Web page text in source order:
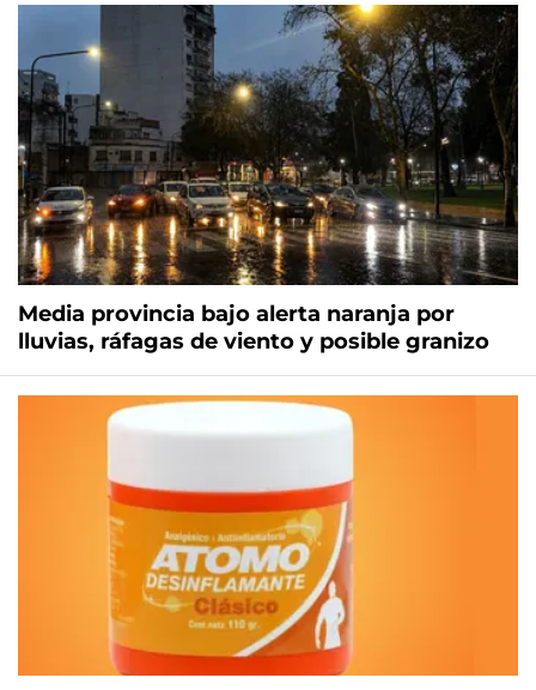
Media provincia bajo alerta naranja por
lluvias, ráfagas de viento y posible granizo